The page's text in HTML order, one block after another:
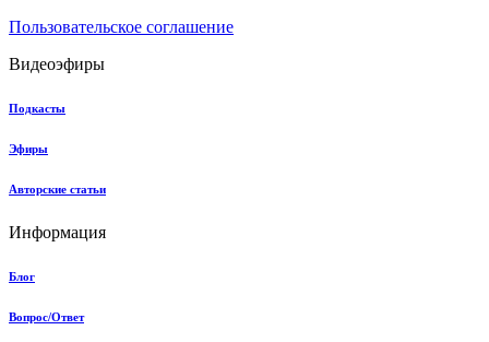
Пользовательское соглашение
Видеоэфиры
Подкасты
Эфиры
Авторские статьи
Информация
Блог
Вопрос/Ответ